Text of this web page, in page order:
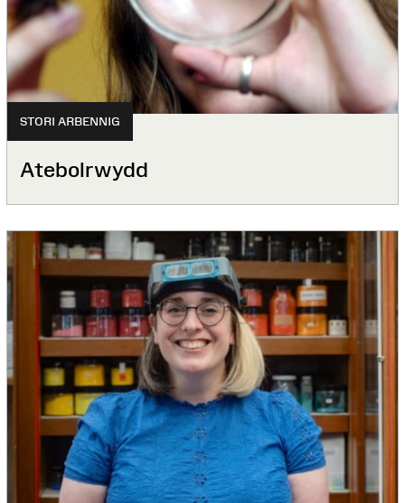
STORI ARBENNIG
Atebolrwydd